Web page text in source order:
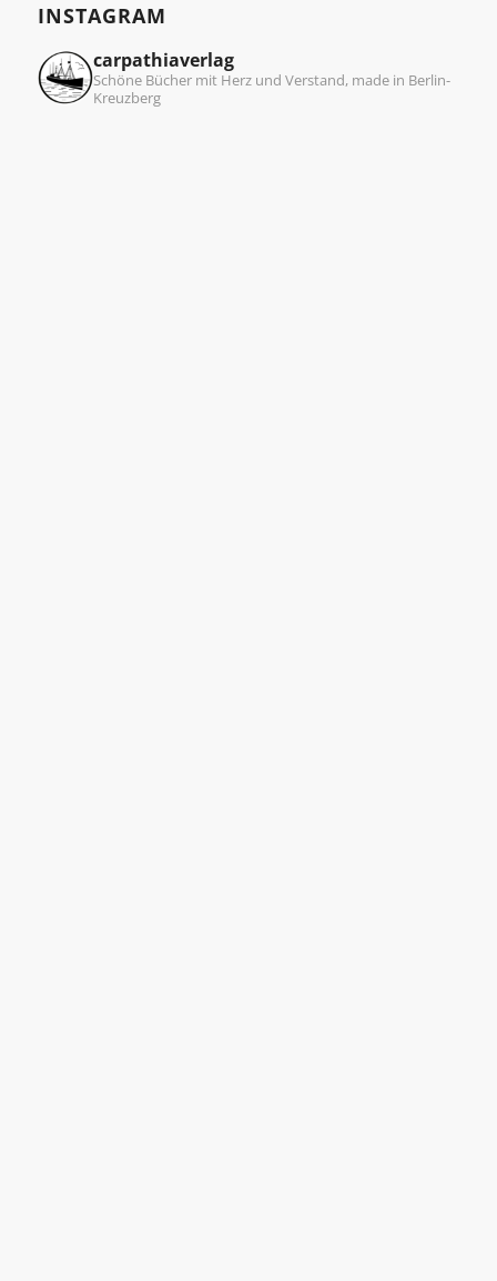
INSTAGRAM
carpathiaverlag
Schöne Bücher mit Herz und Verstand, made in Berlin-
Kreuzberg